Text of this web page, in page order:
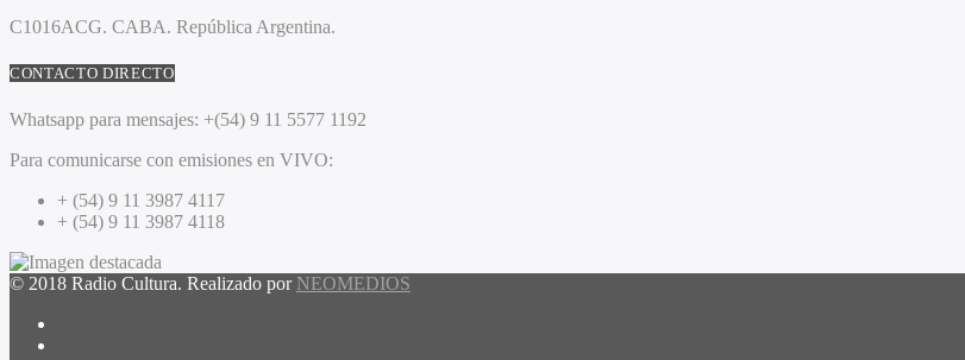
C1016ACG. CABA. República Argentina.
CONTACTO DIRECTO
Whatsapp para mensajes: +(54) 9 11 5577 1192
Para comunicarse con emisiones en VIVO:
+ (54) 9 11 3987 4117
+ (54) 9 11 3987 4118
© 2018 Radio Cultura. Realizado por NEOMEDIOS